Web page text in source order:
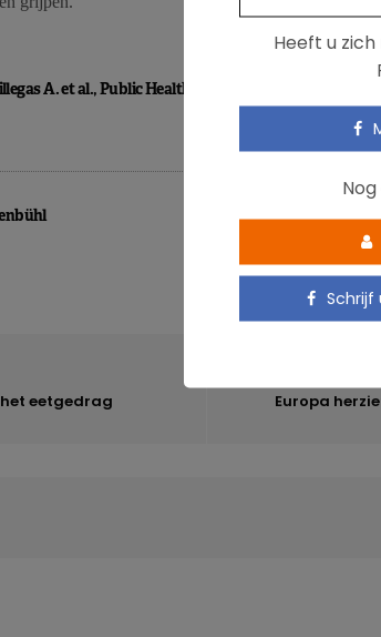
A. et al., Public Health Nutrition, 2012; 15:424-432.
eetgedrag Europa
Heeft u
Schrijf